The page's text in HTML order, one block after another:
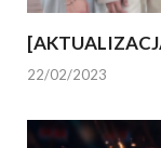
22/02/2023